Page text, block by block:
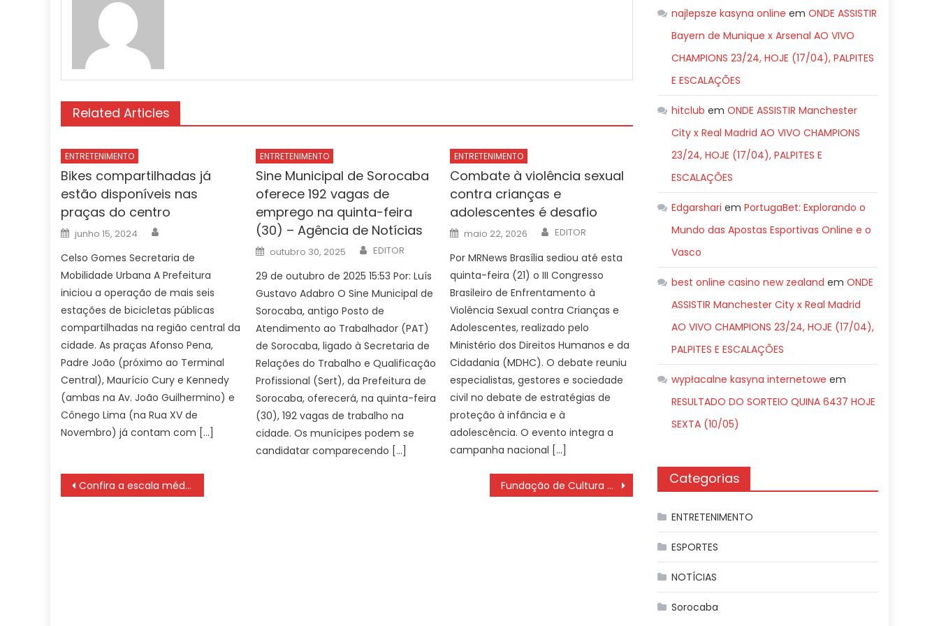
Related Articles
ENTRETENIMENTO
Bikes compartilhadas já
estão disponíveis nas
praças do centro
Posted
on
junho 15, 2024
Celso Gomes Secretaria de
Mobilidade Urbana A Prefeitura
iniciou a operação de mais seis
estações de bicicletas públicas
compartilhadas na região central da
cidade. As praças Afonso Pena,
Padre João (próximo ao Terminal
Central), Maurício Cury e Kennedy
(ambas na Av. João Guilhermino) e
Cônego Lima (na Rua XV de
Novembro) já contam com […]
ENTRETENIMENTO
Sine Municipal de Sorocaba
oferece 192 vagas de
emprego na quinta-feira
(30) – Agência de Notícias
Posted
on
outubro 30, 2025 Author
EDITOR
29 de outubro de 2025 15:53 Por: Luís
Gustavo Adabro O Sine Municipal de
Sorocaba, antigo Posto de
Atendimento ao Trabalhador (PAT)
de Sorocaba, ligado à Secretaria de
Relações do Trabalho e Qualificação
Profissional (Sert), da Prefeitura de
Sorocaba, oferecerá, na quinta-feira
(30), 192 vagas de trabalho na
cidade. Os munícipes podem se
candidatar comparecendo […]
ENTRETENIMENTO
Combate à violência sexual
contra crianças e
adolescentes é desafio
Posted
on
maio 22, 2026 Author
EDITOR
Por MRNews Brasília sediou até esta
quinta-feira (21) o III Congresso
Brasileiro de Enfrentamento à
Violência Sexual contra Crianças e
Adolescentes, realizado pelo
Ministério dos Direitos Humanos e da
Cidadania (MDHC). O debate reuniu
especialistas, gestores e sociedade
civil no debate de estratégias de
proteção à infância e à
adolescência. O evento integra a
campanha nacional […]
Navegação
de
Confira a escala médica de plantão nas UPAs e CRSs nesta segunda-feira (13) Fundação de Cultura divulga o resultado provisório do edital Som da Concha 2024 – Agência de Noticias do Governo de Mato Grosso do Sul
najlepsze kasyna online emONDE ASSISTIR
Bayern de Munique x Arsenal AO VIVO
CHAMPIONS 23/24, HOJE (17/04), PALPITES
E ESCALAÇÕES
hitclub emONDE ASSISTIR Manchester
City x Real Madrid AO VIVO CHAMPIONS
23/24, HOJE (17/04), PALPITES E
ESCALAÇÕES
Edgarshari emPortugaBet: Explorando o
Mundo das Apostas Esportivas Online e o
Vasco
best online casino new zealand emONDE
ASSISTIR Manchester City x Real Madrid
AO VIVO CHAMPIONS 23/24, HOJE (17/04),
PALPITES E ESCALAÇÕES
wypłacalne kasyna internetowe em
RESULTADO DO SORTEIO QUINA 6437 HOJE
SEXTA (10/05)
Categorias
ENTRETENIMENTO
ESPORTES
NOTÍCIAS
Sorocaba